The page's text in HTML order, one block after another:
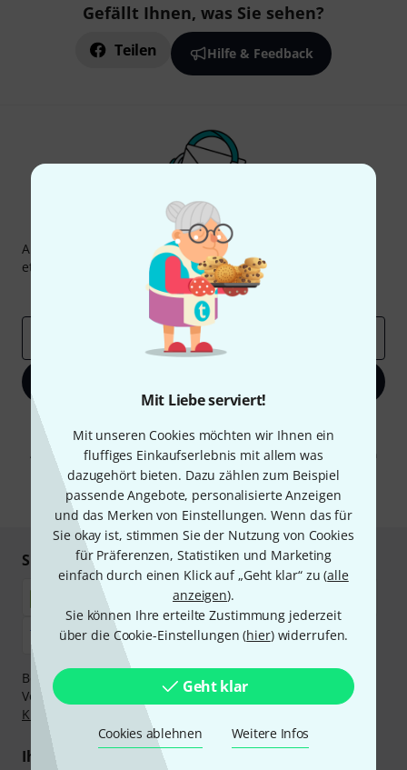
Mit Liebe serviert!
Mit unseren Cookies möchten wir Ihnen ein
fluffiges Einkaufserlebnis mit allem was
dazugehört bieten. Dazu zählen zum Beispiel
passende Angebote, personalisierte Anzeigen
und das Merken von Einstellungen. Wenn das für
Sie okay ist, stimmen Sie der Nutzung von Cookies
für Präferenzen, Statistiken und Marketing
einfach durch einen Klick auf „Geht klar“ zu (alle
anzeigen).
Sie können Ihre erteilte Zustimmung jederzeit
über die Cookie-Einstellungen (hier) widerrufen.
Geht klar
Cookies ablehnen Weitere Infos
Gefällt Ihnen, was Sie sehen?
Teilen Hilfe & Feedback
Thomann Newsletter
Abonniere den Thomann Newsletter und gewinne mit
etwas Glück einen von
50 Gutscheinenüber jeweils
Inspirierende Beiträge
Deals
Mit Klick auf „Jetzt anmelden“ stimmen Sie dem Erhalt von E-Mail-
Werbung und einer Messung des E-Mail-Nutzungsverhaltens zu. Die
Abmeldung ist jederzeit möglich. Weitere Informationen finden Sie in
unseren
Datenschutzhinweisen
* Pflichtfeld
Sicher einkaufen & bezahlen
Bezahlen Sie vertraulich und sicher per Nachnahme,
Vorkasse, PayPal, Amazon Pay,Klarna Sofort bezahlen,
Klarna Ratenzahlung
Ihre Vorteile